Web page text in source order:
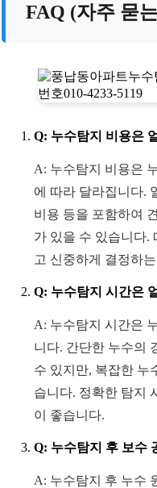
FAQ (자주 묻
Q: 누수탐지 비용은
A: 누수탐지 비용은
에 따라 달라집니다.
비용 등을 포함하여
가 있을 수 있습니다.
고 신중하게 결정하
Q: 누수탐지 시간은
A: 누수탐지 시간은
니다. 간단한 누수의
수 있지만, 복잡한 누
습니다. 정확한 탐지
이 좋습니다.
Q: 누수탐지 후 보수
A: 누수탐지 후 누수